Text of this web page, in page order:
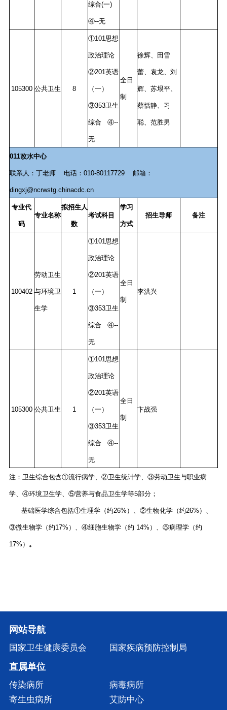
综合(一)
④--无
105300 公共卫生 8
①101思想
政治理论
②201英语
（一）
③353卫生
综合 ④--
无
全日
制
徐辉、田雪
蕾、袁龙、刘
辉、苏垠平、
蔡恬静、习
聪、范胜男
011改水中心
联系人：丁老师 电话：010-80117729 邮箱：
dingxj@ncrwstg.chinacdc.cn
专业代
码
专业名称
拟招生人
数
考试科目
学习
方式
招生导师 备注
100402
劳动卫生
与环境卫
生学
1
①101思想
政治理论
②201英语
（一）
③353卫生
综合 ④--
无
全日
制
李洪兴
105300 公共卫生 1
①101思想
政治理论
②201英语
（一）
③353卫生
综合 ④--
无
全日
制
卞战强
注：卫生综合包含①流行病学、②卫生统计学、③劳动卫生与职业病
学、④环境卫生学、⑤营养与食品卫生学等5部分；
基础医学综合包括①生理学（约26%）、②生物化学（约26%）、
③微生物学（约17%）、④细胞生物学（约 14%）、⑤病理学（约
17%） 。
网站导航
国家卫生健康委员会 国家疾病预防控制局
直属单位
传染病所
病毒病所
寄生虫病所
艾防中心